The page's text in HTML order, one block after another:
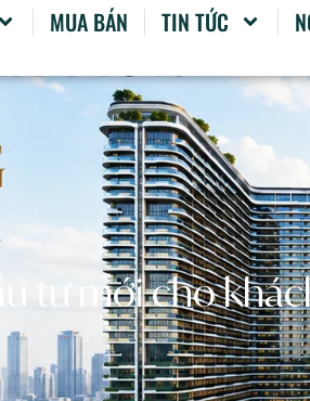
MUA BÁN TIN TỨC
tư mới cho